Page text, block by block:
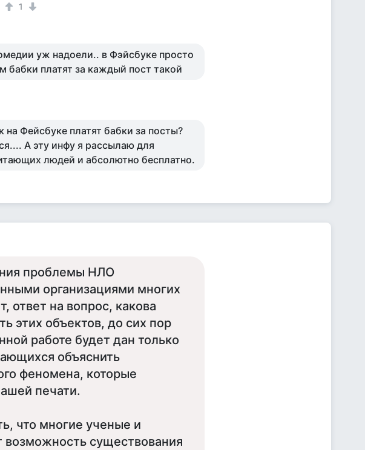
1
уж надоели.. в Фэйсбуке просто
бабки платят за каждый пост такой
на Фейсбуке платят бабки за посты?
А эту инфу я рассылаю для
людей и абсолютно бесплатно.
проблемы НЛО
организациями многих
ответ на вопрос, какова
этих объектов, до сих пор
работе будет дан только
объяснить
феномена, которые
печати.
что многие ученые и
существования